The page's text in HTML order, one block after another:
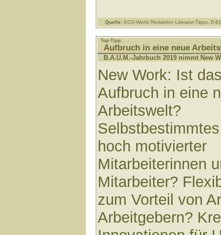
Quelle: ECO-World Redaktion Literatur-Tipps, D-
Top-Tipp:
Aufbruch in eine neue
B.A.U.M.-Jahrbuch 2019 nimmt New
New Work: Ist
Aufbruch in eine
Arbeitswelt?
hoch motivierter
Mitarbeiterinnen
Mitarbeiter?
zum Vorteil von
Arbeitgebern?